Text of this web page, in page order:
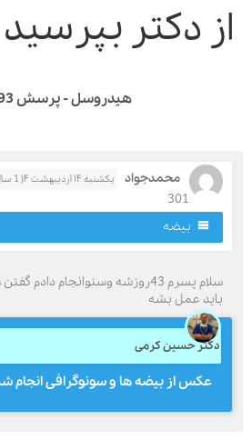
دکتر بپرسید
هیدروسل - پرسش 749593
محمدجواد یکشنبه ۱۴ اردیبهشت ۴( 1 سال پیش)
301
بیضه
سلام پسرم 43روزشه وسنوانجام دادم گفتن
عمل بشه
دکتر حسین کرمی
عکس از بیضه ها و سونوگرافی انجام شده